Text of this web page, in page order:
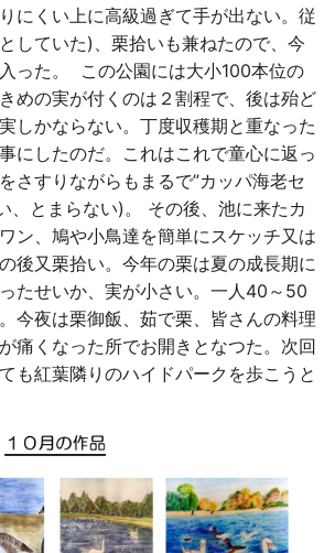
にくい上に高級過ぎて手が出ない。従
していた)、栗拾いも兼ねたので、今
った。 この公園には大小100本位の
めの実が付くのは２割程で、後は殆ど
しかならない。丁度収穫期と重なった
にしたのだ。これはこれで童心に返っ
さすりながらもまるで”カッパ海老セ
、とまらない)。 その後、池に来たカ
ン、鳩や小鳥達を簡単にスケッチ又は
後又栗拾い。今年の栗は夏の成長期に
たせいか、実が小さい。一人40～50
今夜は栗御飯、茹で栗、皆さんの料理
痛くなった所でお開きとなつた。次回
も紅葉隣りのハイドパークを歩こうと